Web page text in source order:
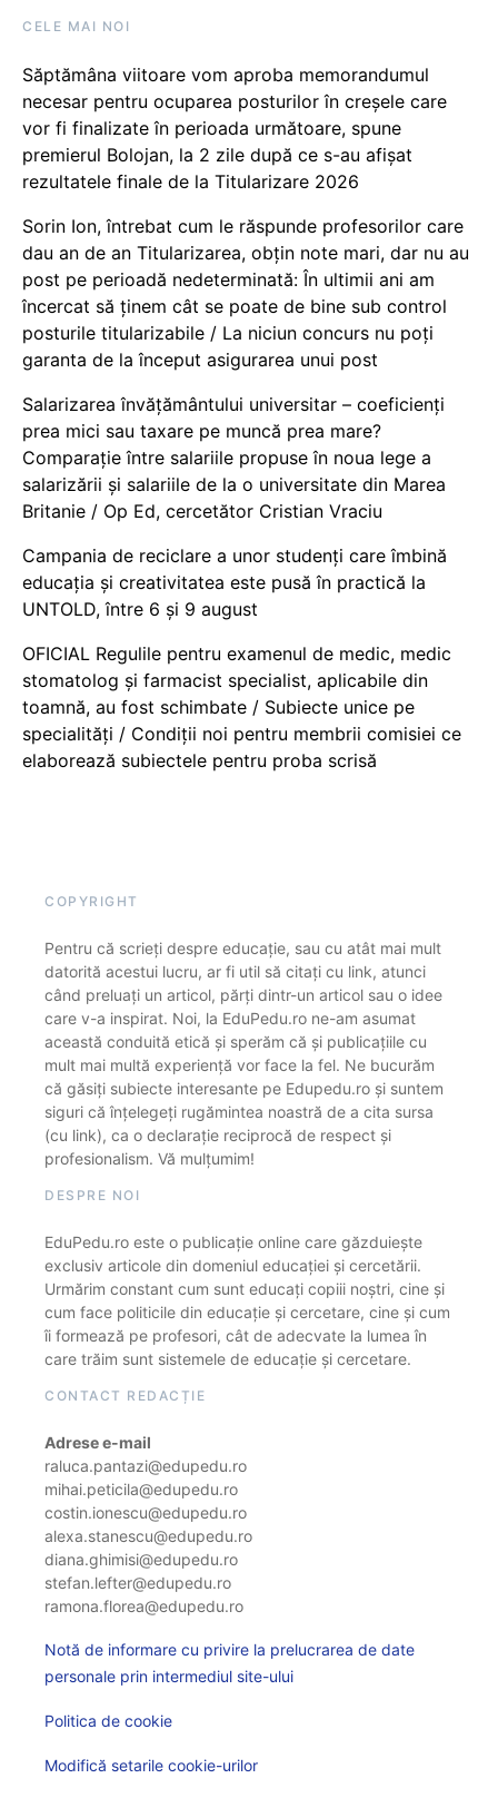
CELE MAI NOI
Săptămâna viitoare vom aproba memorandumul
necesar pentru ocuparea posturilor în creșele care
vor fi finalizate în perioada următoare, spune
premierul Bolojan, la 2 zile după ce s-au afișat
rezultatele finale de la Titularizare 2026
Sorin Ion, întrebat cum le răspunde profesorilor care
dau an de an Titularizarea, obțin note mari, dar nu au
post pe perioadă nedeterminată: În ultimii ani am
încercat să ținem cât se poate de bine sub control
posturile titularizabile / La niciun concurs nu poți
garanta de la început asigurarea unui post
Salarizarea învățământului universitar – coeficienți
prea mici sau taxare pe muncă prea mare?
Comparație între salariile propuse în noua lege a
salarizării și salariile de la o universitate din Marea
Britanie / Op Ed, cercetător Cristian Vraciu
Campania de reciclare a unor studenți care îmbină
educația și creativitatea este pusă în practică la
UNTOLD, între 6 și 9 august
OFICIAL Regulile pentru examenul de medic, medic
stomatolog și farmacist specialist, aplicabile din
toamnă, au fost schimbate / Subiecte unice pe
specialități / Condiții noi pentru membrii comisiei ce
elaborează subiectele pentru proba scrisă
COPYRIGHT
Pentru că scrieți despre educație, sau cu atât mai mult
datorită acestui lucru, ar fi util să citați cu link, atunci
când preluați un articol, părți dintr-un articol sau o idee
care v-a inspirat. Noi, la EduPedu.ro ne-am asumat
această conduită etică și sperăm că și publicațiile cu
mult mai multă experiență vor face la fel. Ne bucurăm
că găsiți subiecte interesante pe Edupedu.ro și suntem
siguri că înțelegeți rugămintea noastră de a cita sursa
(cu link), ca o declarație reciprocă de respect și
profesionalism. Vă mulțumim!
DESPRE NOI
EduPedu.ro este o publicație online care găzduiește
exclusiv articole din domeniul educației și cercetării.
Urmărim constant cum sunt educați copiii noștri, cine și
cum face politicile din educație și cercetare, cine și cum
îi formează pe profesori, cât de adecvate la lumea în
care trăim sunt sistemele de educație și cercetare.
CONTACT REDACȚIE
Adrese e-mail
raluca.pantazi@edupedu.ro
mihai.peticila@edupedu.ro
costin.ionescu@edupedu.ro
alexa.stanescu@edupedu.ro
diana.ghimisi@edupedu.ro
stefan.lefter@edupedu.ro
ramona.florea@edupedu.ro
Notă de informare cu privire la prelucrarea de date
personale prin intermediul site-ului
Politica de cookie
Modifică setarile cookie-urilor